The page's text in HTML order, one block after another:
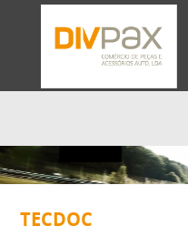
TECDOC